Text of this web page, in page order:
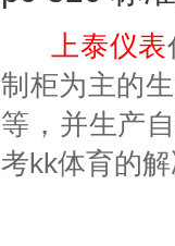
上泰仪表
制柜为主的
等，并生产
考kk体育的